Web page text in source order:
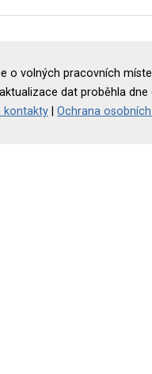
o volných pracovních
dat proběhla dne
kontakty
Ochrana